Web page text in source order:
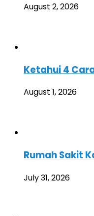
August 2, 2026
Ketahui 4
August 1, 2026
Rumah Sakit
July 31, 2026